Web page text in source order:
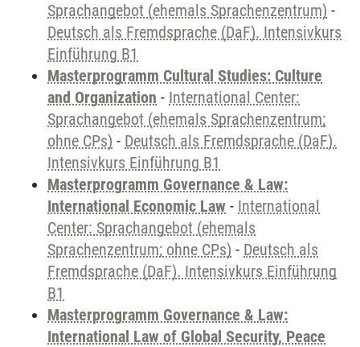
Sprachangebot (ehemals Sprachenzentrum) -
Deutsch als Fremdsprache (DaF). Intensivkurs
Einführung B1
Masterprogramm Cultural Studies: Culture
and Organization - International Center:
Sprachangebot (ehemals Sprachenzentrum;
ohne CPs) - Deutsch als Fremdsprache (DaF).
Intensivkurs Einführung B1
Masterprogramm Governance & Law:
International Economic Law - International
Center: Sprachangebot (ehemals
Sprachenzentrum; ohne CPs) - Deutsch als
Fremdsprache (DaF). Intensivkurs Einführung
B1
Masterprogramm Governance & Law:
International Law of Global Security, Peace